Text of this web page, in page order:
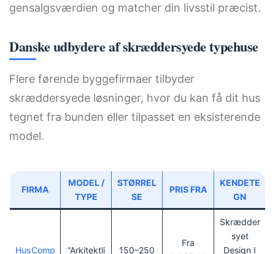
gensalgsværdien og matcher din livsstil præcist.
Danske udbydere af skræddersyede typehuse
Flere førende byggefirmaer tilbyder
skræddersyede løsninger, hvor du kan få dit hus
tegnet fra bunden eller tilpasset en eksisterende
model.
FIRMA
MODEL /
TYPE
STØRREL
SE
PRIS FRA
KENDETE
GN
HusComp
“Arkitektli
150–250
Fra
Skrædder
Syet
Design I